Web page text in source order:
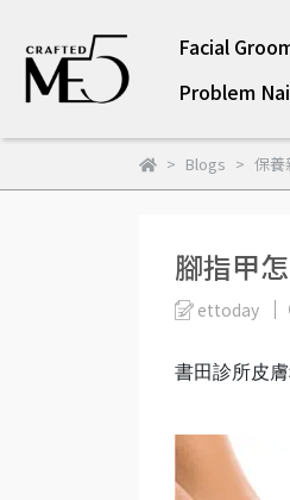
Facial
Problem
Blogs 保養
腳指甲
ettoday
書田診所皮膚